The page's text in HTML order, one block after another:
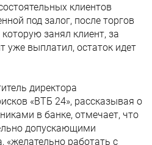
клиентов
под залог, после торгов
занял клиент, за
уже выплатил, остаток идет
директора
«ВТБ 24», рассказывая о
в банке, отмечает, что
допускающими
«желательно работать с